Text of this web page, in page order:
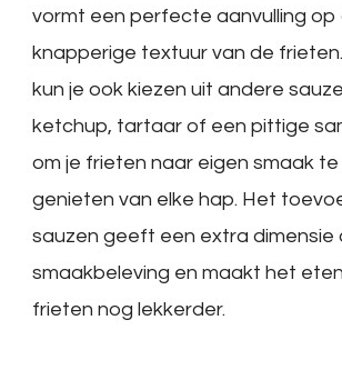
vormt een perfecte aanvulling op
knapperige textuur van de
kun je ook kiezen uit andere
ketchup, tartaar of een pittige
om je frieten naar eigen smaak
genieten van elke hap. Het
sauzen geeft een extra dimensie
smaakbeleving en maakt het
frieten nog lekkerder.